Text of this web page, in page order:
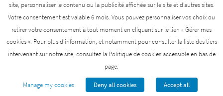
Genethon is a member of the Biotherapies Institute for
Rare Diseases that was created by AFM-Telethon
AFM-TÉLÉTHON BIOTHERAPIES INSTITUTE
INSTITUTE OF MYOLOGY
site, personnaliser le contenu ou la publicité affichée sur le site et d’autres sites.
Votre consentement est valable 6 mois. Vous pouvez personnaliser vos choix ou
retirer votre consentement à tout moment en cliquant sur le lien « Gérer mes
cookies ». Pour plus d’information, et notamment pour consulter la liste des tiers
intervenant sur notre site, consultez la Politique de cookies accessible en bas de
page.
Manage my cookies Deny all cookies Accept all